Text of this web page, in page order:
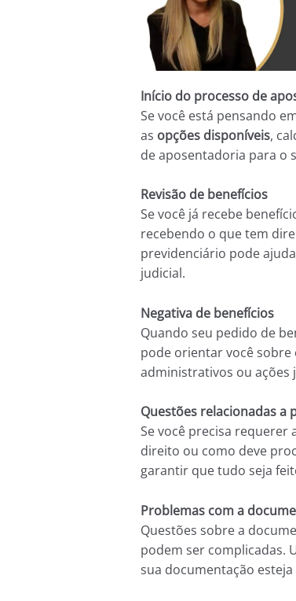
Início do processo de
Se você está pensando
as opções disponíveis,
de aposentadoria para o
Revisão de benefícios
Se você já recebe
recebendo o que tem
previdenciário pode
judicial.
Negativa de benefícios
Quando seu pedido de
pode orientar você
administrativos ou ações
Questões relacionadas a
Se você precisa
direito ou como deve
garantir que tudo seja
Problemas com a
Questões sobre a
podem ser complicadas.
sua documentação